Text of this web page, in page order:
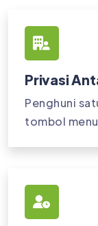
Privasi
Penghuni
tombol